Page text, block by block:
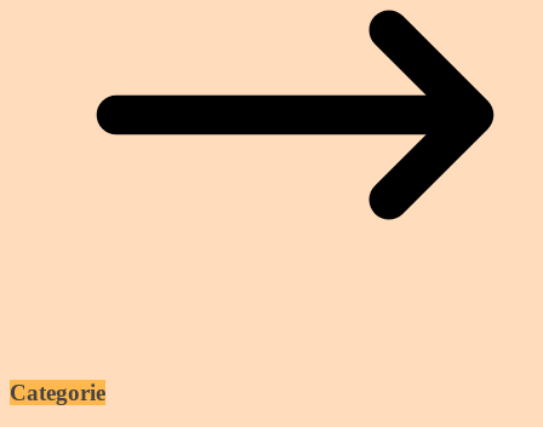
Categorie